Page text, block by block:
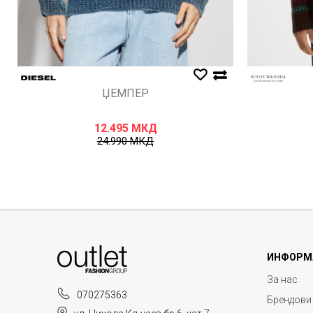
ЏЕМПЕР
12.495 МКД
24.990МКД
070275363
За нас
Брендови